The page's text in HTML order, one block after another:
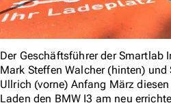
Der Geschäftsführer der Smartlab
Mark Steffen Walcher (hinten)
Ullrich (vorne) Anfang März
Laden den BMW I3 am neu